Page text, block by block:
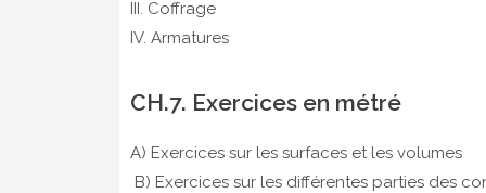
III. Coffrage
IV. Armatures
CH.7. Exercices en métré
A) Exercices sur les surfaces et les volumes
B) Exercices sur les différentes parties des